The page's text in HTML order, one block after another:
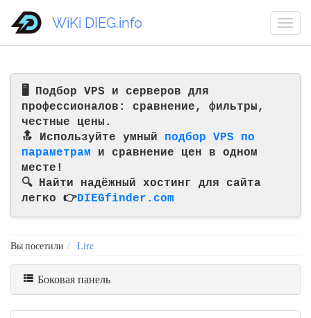
🖥️ Подбор VPS и серверов для
профессионалов: сравнение, фильтры,
честные цены.
🔝 Используйте умный подбор VPS по
параметрам и сравнение цен в одном
месте!
🔍 Найти надёжный хостинг для сайта
легко 👉DIEGfinder.com
WiKi DIEG.info
Вы посетили Lire
Боковая панель